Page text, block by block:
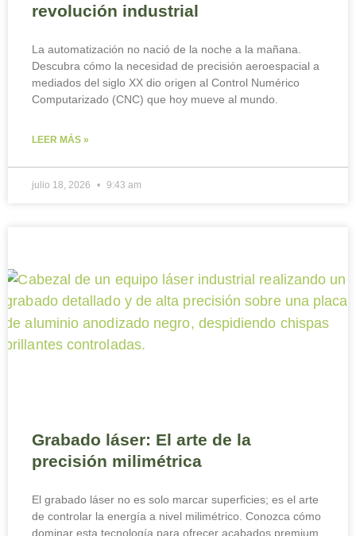
revolución industrial
La automatización no nació de la noche a la mañana.
Descubra cómo la necesidad de precisión aeroespacial a
mediados del siglo XX dio origen al Control Numérico
Computarizado (CNC) que hoy mueve al mundo.
LEER MÁS »
julio 18, 2026 9:43 am
Grabado láser: El arte de la
precisión milimétrica
El grabado láser no es solo marcar superficies; es el arte
de controlar la energía a nivel milimétrico. Conozca cómo
dominar esta tecnología para ofrecer acabados premium